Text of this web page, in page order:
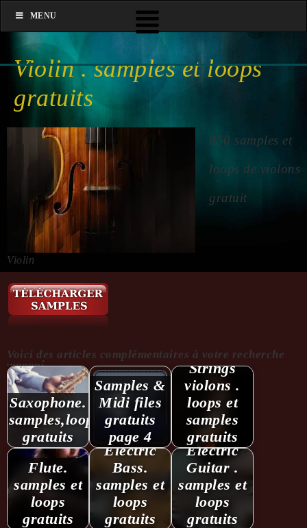
Violin . samples et loops
gratuits
Violin
850 samples et
loops de violons
gratuit
Voici des articles complémentaires à votre recherche
...........:
Saxophone.
samples,loops
gratuits
Samples &
Midi files
gratuits
page 4
Strings
violons .
loops et
samples
gratuits
Flute.
samples et
loops
gratuits
Electric
Bass.
samples et
loops
gratuits
Electric
Guitar .
samples et
loops
gratuits
MENU